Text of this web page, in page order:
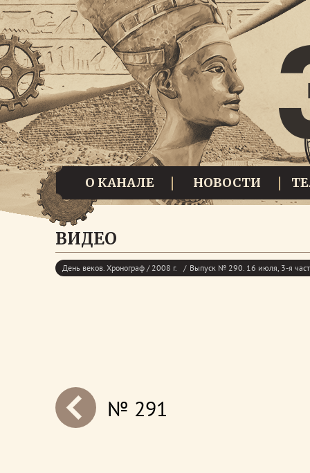
О КАНАЛЕ НОВОСТИ
ВИДЕО
День веков. Хронограф / 2008 г. Выпуск № 290. 16 июля, 3-я
next№ 291